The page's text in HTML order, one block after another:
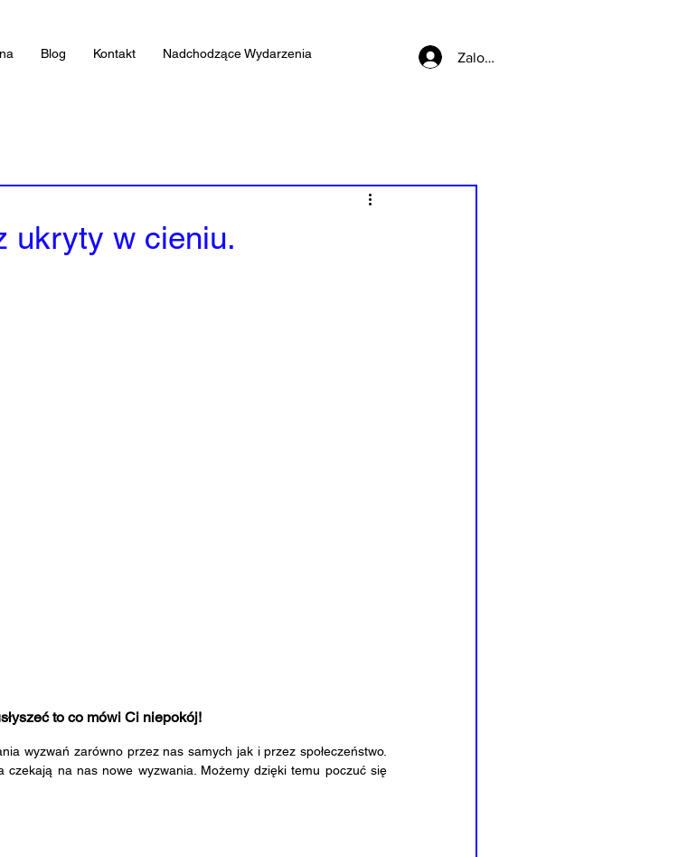
Blog Kontakt Nadchodzące Wydarzenia Zaloguj się
ukryty w cieniu.
to co mówi Ci niepokój!
na nas nowe wyzwania. Możemy dzięki temu poczuć się